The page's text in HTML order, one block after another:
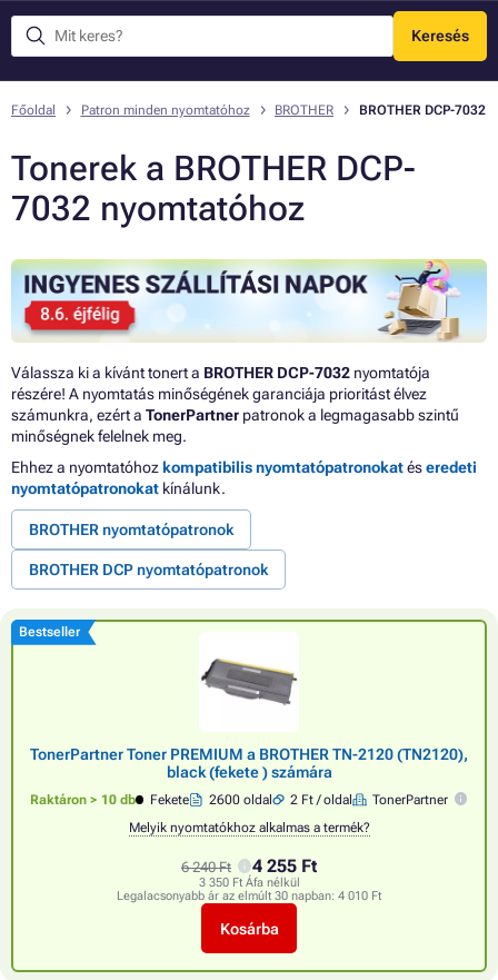
Keresés
Menü
Főoldal Patron minden nyomtatóhoz BROTHER BROTHER DCP-7032
Tonerek a BROTHER DCP-
7032 nyomtatóhoz
Válassza ki a kívánt tonert a BROTHER DCP-7032 nyomtatója
részére! A nyomtatás minőségének garanciája prioritást élvez
számunkra, ezért a TonerPartner patronok a legmagasabb szintű
minőségnek felelnek meg.
Ehhez a nyomtatóhoz kompatibilis nyomtatópatronokatéseredeti
nyomtatópatronokat kínálunk.
BROTHER nyomtatópatronok
BROTHER DCP nyomtatópatronok
Bestseller
TonerPartner Toner PREMIUM a BROTHER TN-2120 (TN2120),
black (fekete ) számára
Raktáron > 10 db Fekete 2600 oldal 2 Ft / oldal
TonerPartner
Melyik nyomtatókhoz alkalmas a termék?
6 240 Ft 4 255 Ft
3 350 Ft Áfa nélkül
Legalacsonyabb ár az elmúlt 30 napban: 4 010 Ft
Kosárba